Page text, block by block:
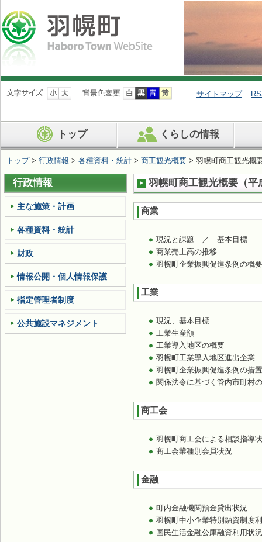
ナ
ビ
ン
を
ば
す
サイトマップ
トップ くらしの情報
トップ> 行政情報 > 各種資料・統計 > 商工観光概要 > 羽幌町商工観光概
羽幌町商工観光概要（平
商業
現況と課題 ／ 基本目標
商業売上高の推移
羽幌町企業振興促進条例の概
工業
現況、基本目標
工業生産額
工業導入地区の概要
羽幌町工業導入地区進出企業
羽幌町企業振興促進条例の措
関係法令に基づく管内市町村
商工会
羽幌町商工会による相談指導
商工会業種別会員状況
金融
町内金融機関預金貸出状況
羽幌町中小企業特別融資制度
国民生活金融公庫融資利用状況
行政情報
主な施策・計画
各種資料・統計
財政
情報公開・個人情報保護
指定管理者制度
公共施設マネジメント